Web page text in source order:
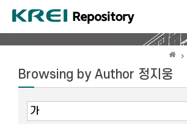
Browsing by Author 정지웅